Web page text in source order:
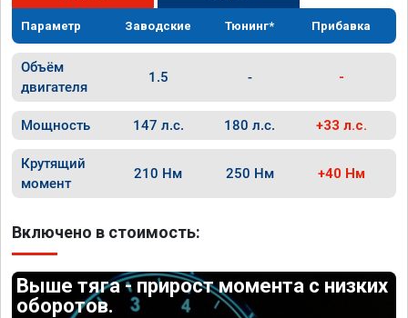
Параметр Заводские Тюнинг* Прибавка
Объём
двигателя
1.5 - -
Мощность 147 л.с. 180 л.с. +33 л.с.
Крутящий
момент
210 Нм 250 Нм +40 Нм
Включено в стоимость:
Выше тяга - прирост момента с низких
оборотов.